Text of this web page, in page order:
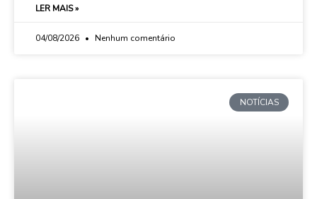
LER MAIS »
04/08/2026 Nenhum comentário
NOTÍCIAS